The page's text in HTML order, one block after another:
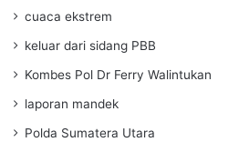
cuaca ekstrem
keluar dari sidang PBB
Kombes Pol Dr Ferry Walintukan
laporan mandek
Polda Sumatera Utara